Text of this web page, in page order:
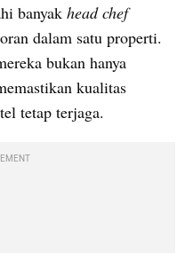
banyak
head chef
dalam satu properti.
bukan hanya
kualitas
tetap terjaga.